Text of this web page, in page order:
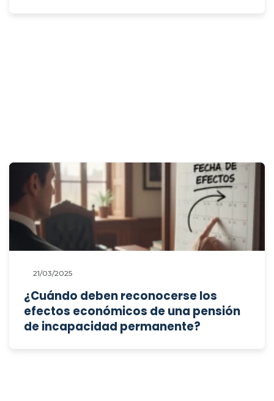
21/03/2025
¿Cuándo deben reconocerse los
efectos económicos de una pensión
de incapacidad permanente?